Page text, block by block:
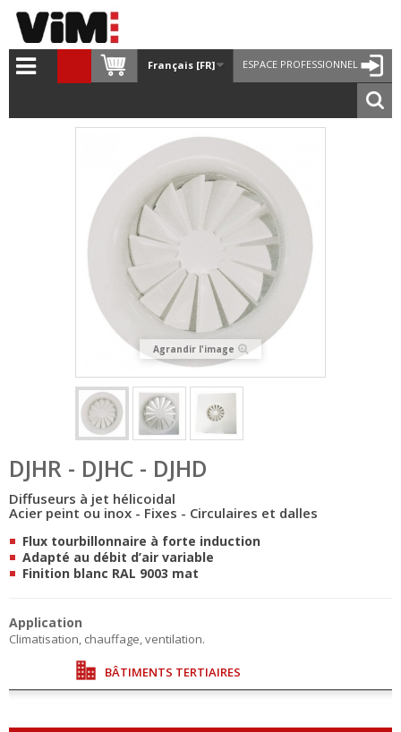
ESPACE PROFESSIONNEL
Français [FR]
Agrandir l'image
DJHR - DJHC - DJHD
Diffuseurs à jet hélicoidal
Acier peint ou inox - Fixes - Circulaires et dalles
Flux tourbillonnaire à forte induction
Adapté au débit d’air variable
Finition blanc RAL 9003 mat
Application
Climatisation, chauffage, ventilation.
BÂTIMENTS TERTIAIRES